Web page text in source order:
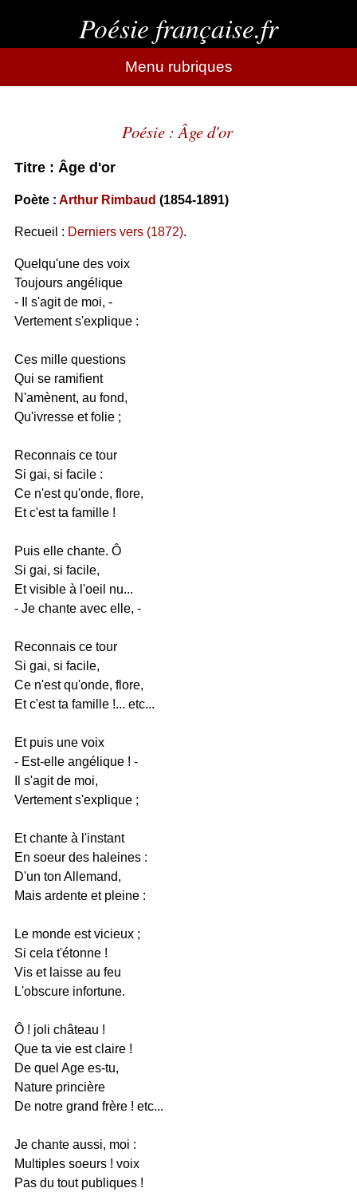
Poésie française.fr
Menu rubriques
Poésie : Âge d'or
Titre : Âge d'or
Poète : Arthur Rimbaud (1854-1891)
Recueil : Derniers vers (1872).
Quelqu'une des voix
Toujours angélique
- Il s'agit de moi, -
Vertement s'explique :
Ces mille questions
Qui se ramifient
N'amènent, au fond,
Qu'ivresse et folie ;
Reconnais ce tour
Si gai, si facile :
Ce n'est qu'onde, flore,
Et c'est ta famille !
Puis elle chante. Ô
Si gai, si facile,
Et visible à l'oeil nu...
- Je chante avec elle, -
Reconnais ce tour
Si gai, si facile,
Ce n'est qu'onde, flore,
Et c'est ta famille !... etc...
Et puis une voix
- Est-elle angélique ! -
Il s'agit de moi,
Vertement s'explique ;
Et chante à l'instant
En soeur des haleines :
D'un ton Allemand,
Mais ardente et pleine :
Le monde est vicieux ;
Si cela t'étonne !
Vis et laisse au feu
L'obscure infortune.
Ô ! joli château !
Que ta vie est claire !
De quel Age es-tu,
Nature princière
De notre grand frère ! etc...
Je chante aussi, moi :
Multiples soeurs ! voix
Pas du tout publiques !